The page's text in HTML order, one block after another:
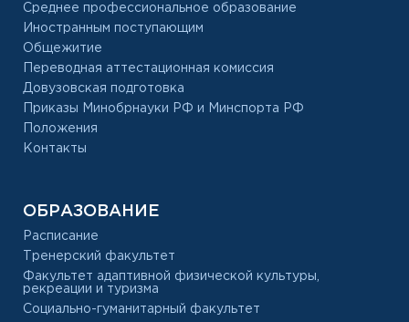
Среднее профессиональное образование
Иностранным поступающим
Общежитие
Переводная аттестационная комиссия
Довузовская подготовка
Приказы Минобрнауки РФ и Минспорта РФ
Положения
Контакты
ОБРАЗОВАНИЕ
Расписание
Тренерский факультет
Факультет адаптивной физической культуры,
рекреации и туризма
Социально-гуманитарный факультет